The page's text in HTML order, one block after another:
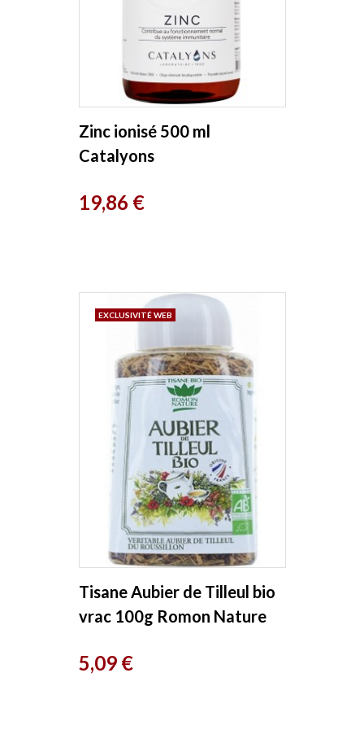
Zinc ionisé 500 ml
Catalyons
Prix
19,86 €
Tisane Aubier de Tilleul bio
vrac 100g Romon Nature
Prix
5,09 €
EXCLUSIVITÉ WEB